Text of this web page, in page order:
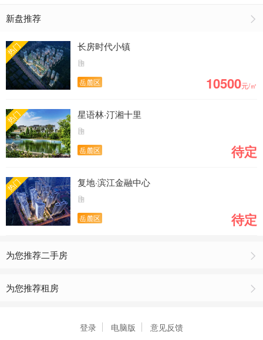
房价9445元/㎡
长沙房贷新政落地！
降息！事关房贷！
长沙市住房公积金关于调整我市新建商品房住房公
积金最高贷款额度的通知
新盘推荐
热门 长房时代小镇
岳麓区 10500元/㎡
热门 星语林·汀湘十里
岳麓区 待定
热门 复地·滨江金融中心
岳麓区 待定
为您推荐二手房
为您推荐租房
登录 电脑版 意见反馈